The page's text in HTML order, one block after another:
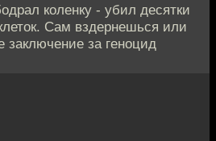
коленку - убил десятки
Сам вздернешься или
заключение за геноцид